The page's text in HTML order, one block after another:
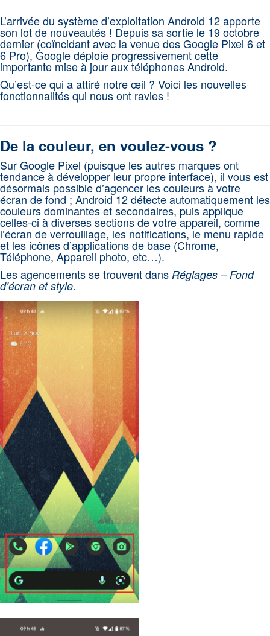
L’arrivée du système d’exploitation Android 12 apporte
son lot de nouveautés ! Depuis sa sortie le 19 octobre
dernier (coïncidant avec la venue des Google Pixel 6 et
6 Pro), Google déploie progressivement cette
importante mise à jour aux téléphones Android.
Qu’est-ce qui a attiré notre œil ? Voici les nouvelles
fonctionnalités qui nous ont ravies !
De la couleur, en voulez-vous ?
Sur Google Pixel (puisque les autres marques ont
tendance à développer leur propre interface), il vous est
désormais possible d’agencer les couleurs à votre
écran de fond ; Android 12 détecte automatiquement les
couleurs dominantes et secondaires, puis applique
celles-ci à diverses sections de votre appareil, comme
l’écran de verrouillage, les notifications, le menu rapide
et les icônes d’applications de base (Chrome,
Téléphone, Appareil photo, etc…).
Les agencements se trouvent dans Réglages – Fond
d’écran et style.